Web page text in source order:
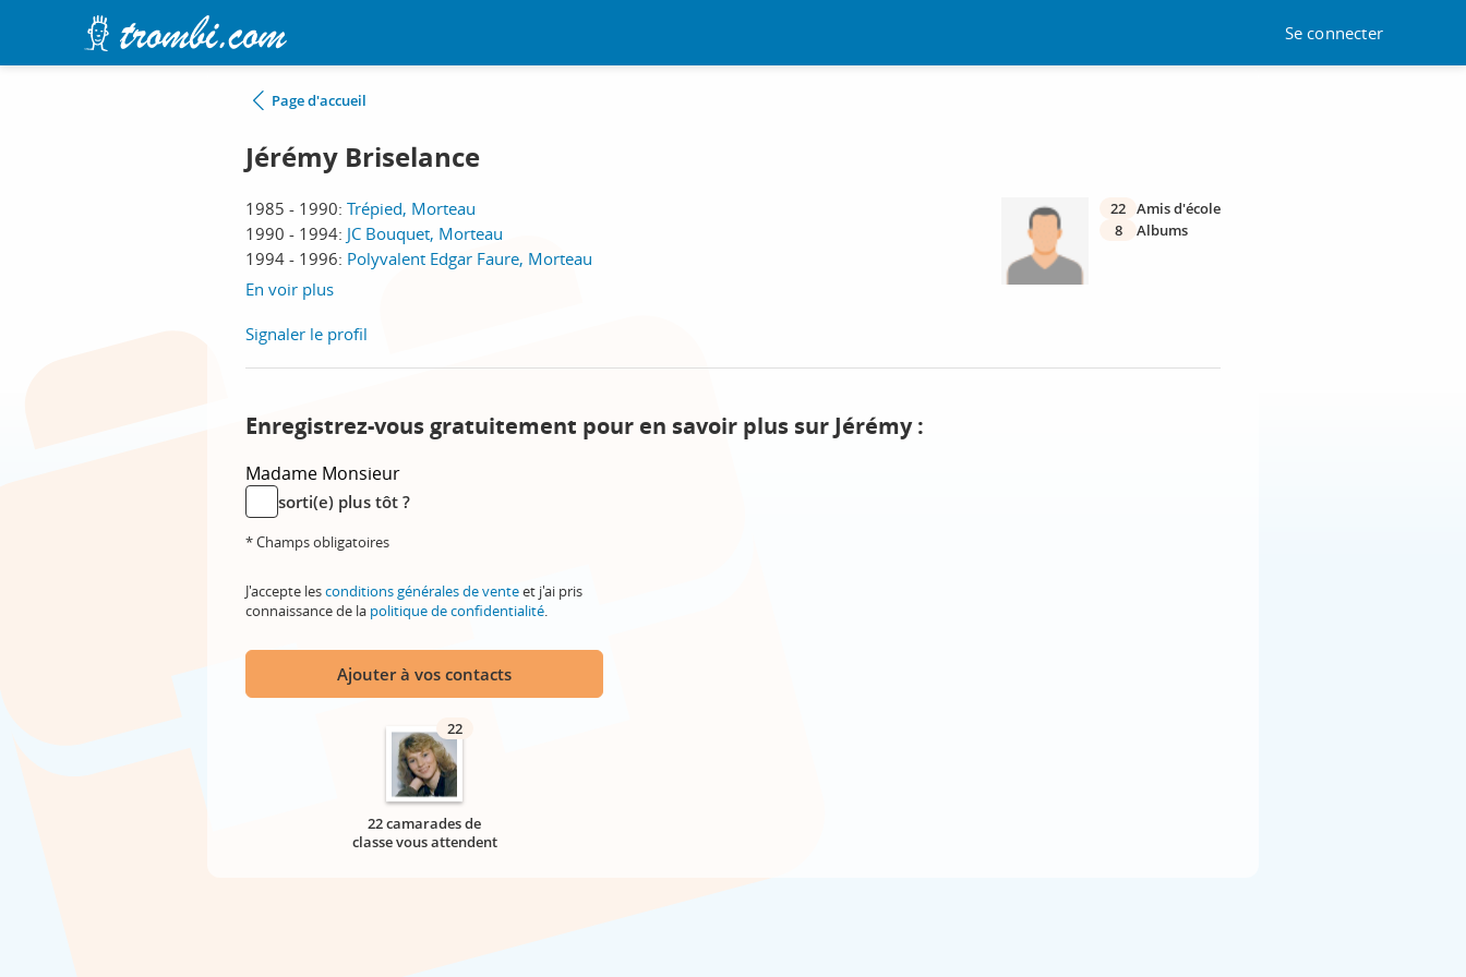
Se connecter
Page d'accueil
Jérémy Briselance
1985 - 1990: Trépied, Morteau
1990 - 1994: JC Bouquet, Morteau
1994 - 1996: Polyvalent Edgar Faure, Morteau
En voir plus
22 Amis d'école
8
Albums
Signaler le profil
Enregistrez-vous gratuitement pour en savoir plus sur Jérémy :
Madame Monsieur
sorti(e) plus tôt ?
* Champs obligatoires
J'accepte lesconditions générales de venteet j'ai pris
connaissance de la politique de confidentialité.
Ajouter à vos contacts
22
22 camarades de
classe vous attendent